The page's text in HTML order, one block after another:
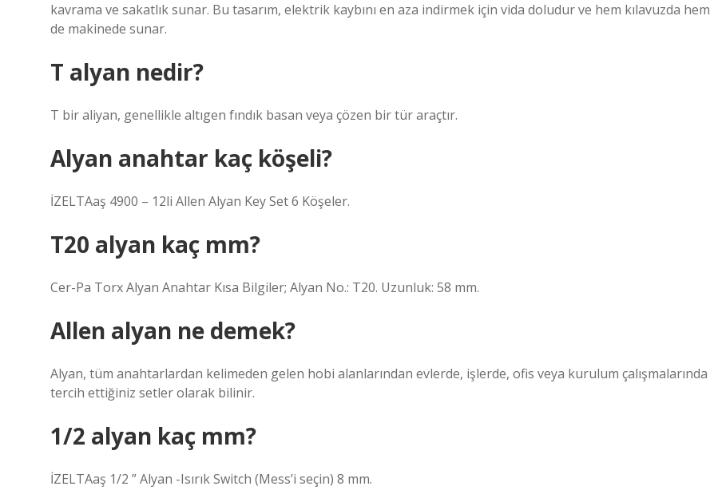
kavrama ve sakatlık sunar. Bu tasarım, elektrik kaybını en aza indirmek için vida doludur ve hem kılavuzda hem
de makinede sunar.
T alyan nedir?
T bir aliyan, genellikle altıgen fındık basan veya çözen bir tür araçtır.
Alyan anahtar kaç köşeli?
İZELTAaş 4900 – 12li Allen Alyan Key Set 6 Köşeler.
T20 alyan kaç mm?
Cer-Pa Torx Alyan Anahtar Kısa Bilgiler; Alyan No.: T20. Uzunluk: 58 mm.
Allen alyan ne demek?
Alyan, tüm anahtarlardan kelimeden gelen hobi alanlarından evlerde, işlerde, ofis veya kurulum çalışmalarında
tercih ettiğiniz setler olarak bilinir.
1/2 alyan kaç mm?
İZELTAaş 1/2 ” Alyan -Isırık Switch (Mess’i seçin) 8 mm.